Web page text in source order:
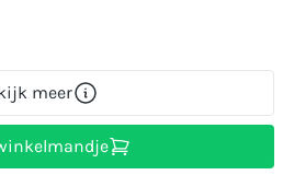
meer